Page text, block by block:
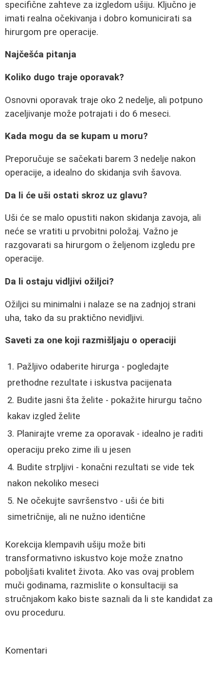
specifične zahteve za izgledom ušiju. Ključno je
imati realna očekivanja i dobro komunicirati sa
hirurgom pre operacije.
Najčešća pitanja
Koliko dugo traje oporavak?
Osnovni oporavak traje oko 2 nedelje, ali potpuno
zaceljivanje može potrajati i do 6 meseci.
Kada mogu da se kupam u moru?
Preporučuje se sačekati barem 3 nedelje nakon
operacije, a idealno do skidanja svih šavova.
Da li će uši ostati skroz uz glavu?
Uši će se malo opustiti nakon skidanja zavoja, ali
neće se vratiti u prvobitni položaj. Važno je
razgovarati sa hirurgom o željenom izgledu pre
operacije.
Da li ostaju vidljivi ožiljci?
Ožiljci su minimalni i nalaze se na zadnjoj strani
uha, tako da su praktično nevidljivi.
Saveti za one koji razmišljaju o operaciji
Pažljivo odaberite hirurga - pogledajte
prethodne rezultate i iskustva pacijenata
Budite jasni šta želite - pokažite hirurgu tačno
kakav izgled želite
Planirajte vreme za oporavak - idealno je raditi
operaciju preko zime ili u jesen
Budite strpljivi - konačni rezultati se vide tek
nakon nekoliko meseci
Ne očekujte savršenstvo - uši će biti
simetričnije, ali ne nužno identične
Korekcija klempavih ušiju može biti
transformativno iskustvo koje može znatno
poboljšati kvalitet života. Ako vas ovaj problem
muči godinama, razmislite o konsultaciji sa
stručnjakom kako biste saznali da li ste kandidat za
ovu proceduru.
Komentari